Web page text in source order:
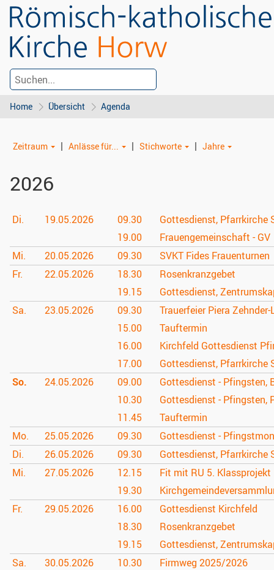
Home Übersicht Agenda
Zeitraum | Anlässe für... | Stichworte | Jahre
2026
Di. 19.05.2026 09.30
Gottesdienst, Pfarrkirche
19.00
Frauengemeinschaft - GV
Mi.
20.05.2026 09.30
SVKT Fides Frauenturnen
Fr.
22.05.2026 18.30
Rosenkranzgebet
19.15
Gottesdienst,
Sa.
23.05.2026 09.30
Trauerfeier Piera
15.00
Tauftermin
16.00
Kirchfeld Gottesdienst
17.00
Gottesdienst, Pfarrkirche
So.
24.05.2026 09.00
Gottesdienst - Pfingsten,
10.30
Gottesdienst - Pfingsten,
11.45
Tauftermin
Mo.
25.05.2026 09.30
Gottesdienst -
Di.
26.05.2026 09.30
Gottesdienst, Pfarrkirche
Mi.
27.05.2026 12.15
Fit mit RU 5. Klassprojekt
19.30
Fr.
29.05.2026 16.00
Gottesdienst Kirchfeld
18.30
Rosenkranzgebet
19.15
Gottesdienst,
Sa.
30.05.2026 10.30
Firmweg 2025/2026